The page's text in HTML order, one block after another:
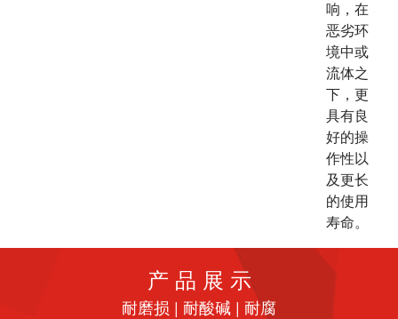
响，在
恶劣环
境中或
流体之
下，更
具有良
好的操
作性以
及更长
的使用
寿命。
产 品 展 示
耐磨损 | 耐酸碱 | 耐腐